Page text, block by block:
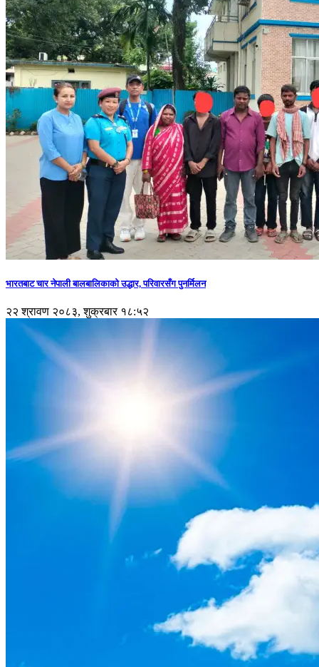
भारतबाट चार नेपाली बालबालिकाको उद्धार, परिवारसँग पुनर्मिलन
२२ श्रावण २०८३, शुक्रबार १८:५२